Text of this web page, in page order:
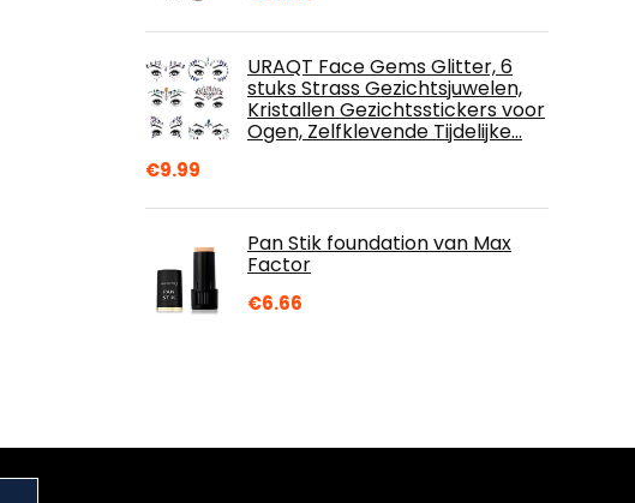
URAQT Face Gems Glitter, 6
stuks Strass Gezichtsjuwelen,
Kristallen Gezichtsstickers voor
Ogen, Zelfklevende Tijdelijke…
€9.99
Pan Stik foundation van Max
Factor
€6.66